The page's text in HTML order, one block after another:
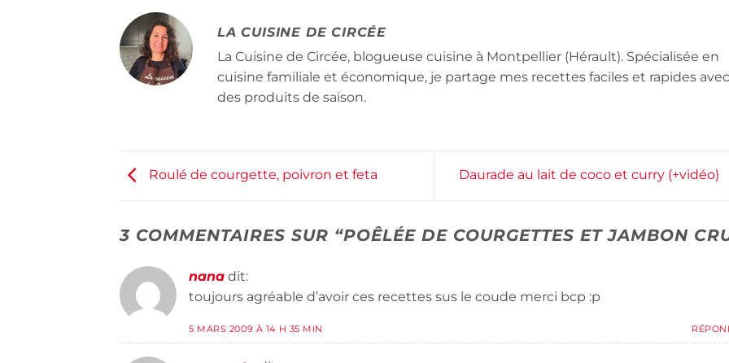
LA CUISINE DE CIRCÉE
La Cuisine de Circée, blogueuse cuisine à Montpellier (Hérault). Spécialisée en
cuisine familiale et économique, je partage mes recettes faciles et rapides avec
des produits de saison.
Roulé de courgette, poivron et feta Daurade au lait de coco et curry (+vidéo)
3 COMMENTAIRES SUR “POÊLÉE DE COURGETTES ET JAMBON
nana dit:
toujours agréable d’avoir ces recettes sus le coude merci bcp :p
5 MARS 2009 À 14 H 35 MIN